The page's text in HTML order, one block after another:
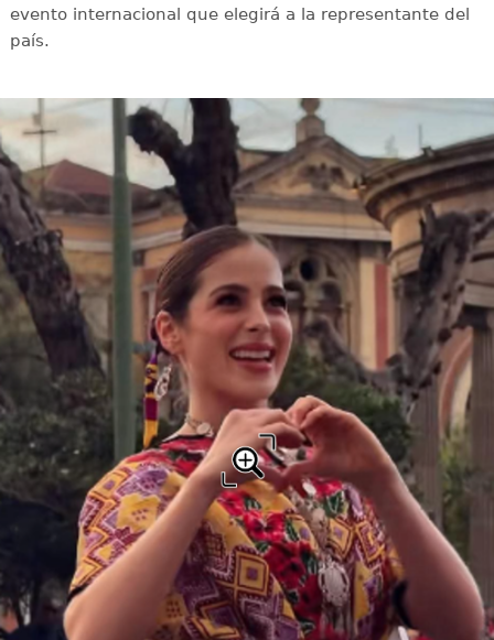
evento internacional que elegirá a la representante del
país.